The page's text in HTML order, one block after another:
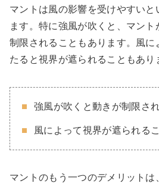
マントは風の影響を受けやすいと
ます。特に強風が吹くと、マン
制限されることもあります。風に
たると視界が遮られることもあり
強風が吹くと動きが制限さ
風によって視界が遮られる
マントのもう一つのデメリット